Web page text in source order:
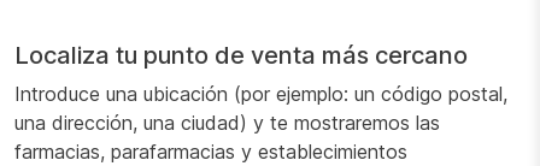
Localiza tu punto de venta más cercano
Introduce una ubicación (por ejemplo: un código postal,
una dirección, una ciudad) y te mostraremos las
farmacias, parafarmacias y establecimientos